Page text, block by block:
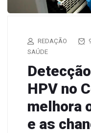
REDAÇÃO
SAÚDE
HPV no
melhora
e as